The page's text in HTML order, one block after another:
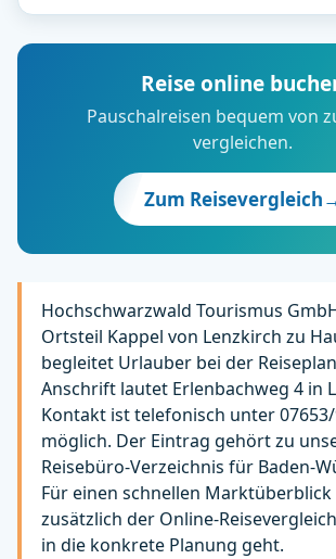
Reise online
Pauschalreisen bequem von
vergleichen.
Zum Reisevergleich
Hochschwarzwald Tourismus
Ortsteil Kappel von Lenzkirch zu
begleitet Urlauber bei der
Anschrift lautet Erlenbachweg 4 in
Kontakt ist telefonisch unter
möglich. Der Eintrag gehört zu
Reisebüro-Verzeichnis für Baden-
Für einen schnellen
zusätzlich der Online-
in die konkrete Planung geht.